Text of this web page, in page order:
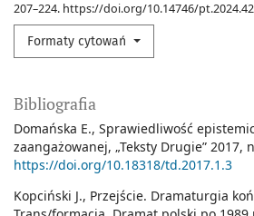
207–224. https://doi.org/10.14746/
Formaty cytowań
Bibliografia
Domańska E., Sprawiedliwość
zaangażowanej, „Teksty Drugie” 2017,
https://doi.org/10.18318/td.2017.1.3
Kopciński J., Przejście. Dramaturgia